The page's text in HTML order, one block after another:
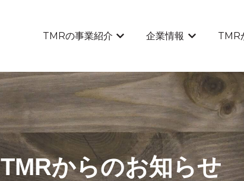
TMRの事業紹介
TMRの事業紹介のサブメニュ
企業情報
企業情報の
TMR
TMRからのお知らせ